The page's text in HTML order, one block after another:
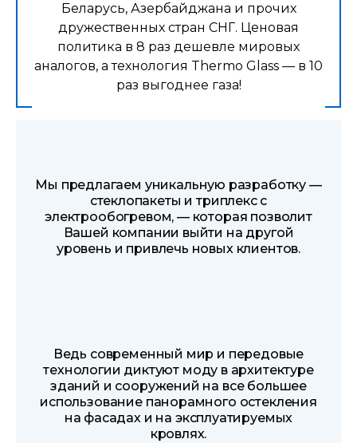
Беларусь, Азербайджана и прочих
дружественных стран СНГ. Ценовая
политика в 8 раз дешевле мировых
аналогов, а технология Thermo Glass — в 10
раз выгоднее газа!
Мы предлагаем уникальную разработку —
стеклопакеты и триплекс с
электрообогревом, — которая позволит
Вашей компании выйти на другой
уровень и привлечь новых клиентов.
Ведь современный мир и передовые
технологии диктуют моду в архитектуре
зданий и сооружений на все большее
использование панорамного остекления
на фасадах и на эксплуатируемых
кровлях.